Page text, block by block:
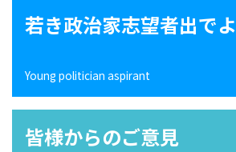
若き政治家志望者出でよ
Young politician aspirant
皆様からのご意見